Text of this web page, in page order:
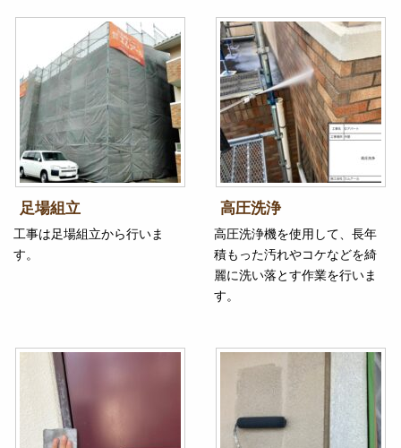
足場組立
工事は足場組立から行いま
す。
高圧洗浄
高圧洗浄機を使用して、長年
積もった汚れやコケなどを綺
麗に洗い落とす作業を行いま
す。